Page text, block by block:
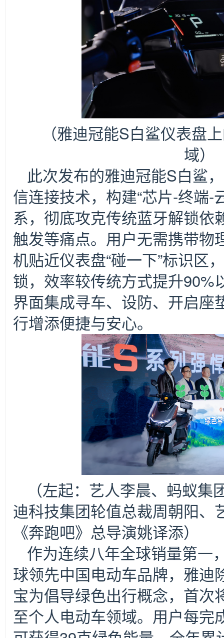
（雅迪冠能S白鲨仪表盘
域）
此次发布的雅迪冠能S白鲨
信连接技术，构建“芯片-终端-
系，彻底攻克传统蓝牙解锁依
触发等痛点。用户无需携带物
机贴近仪表盘“碰一下”标识区
锁，效率较传统方式提升90%
界面集成寻车、设防、开启座
行增添便捷与安心。
（左起：艺人李晨、蚂蚁
迪科技集团轮值总裁周朝阳、
《奔跑吧》总导演姚译添）
作为连续八年全球销量第一
球领先中国电动车品牌，雅迪
宝为倡导绿色出行概念，首次
至个人电动车领域。用户每完